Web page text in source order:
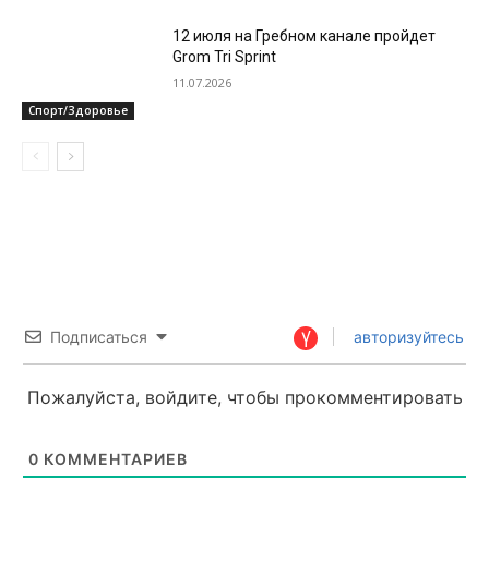
Спорт/Здоровье
12 июля на Гребном канале пройдет
Grom Tri Sprint
11.07.2026
Подписаться авторизуйтесь
Пожалуйста, войдите, чтобы прокомментировать
0 КОММЕНТАРИЕВ